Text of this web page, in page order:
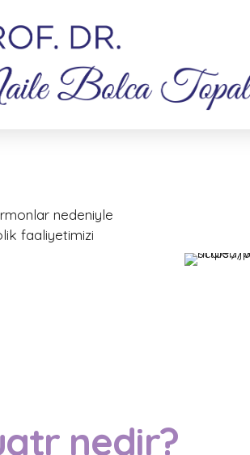
nedeniyle
faaliyetimizi
nedir?